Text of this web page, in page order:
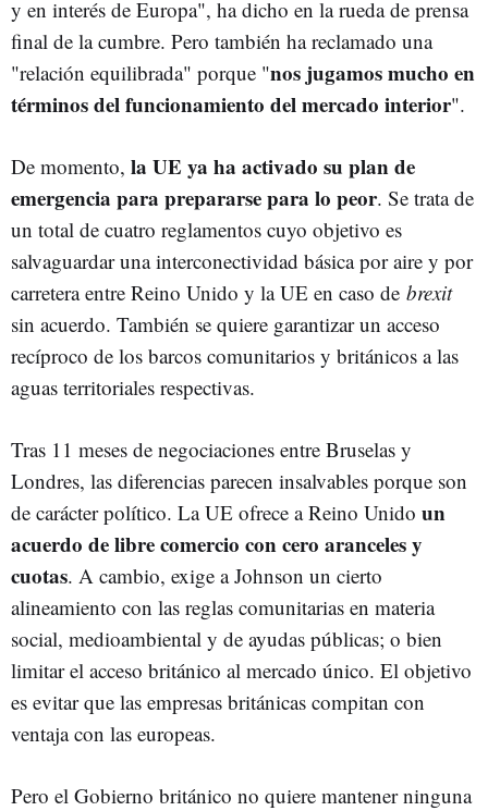
y en interés de Europa", ha dicho en la rueda de prensa
final de la cumbre. Pero también ha reclamado una
"relación equilibrada" porque "nos jugamos mucho en
términos del funcionamiento del mercado interior".
De momento, la UE ya ha activado su plan de
emergencia para prepararse para lo peor. Se trata de
un total de cuatro reglamentos cuyo objetivo es
salvaguardar una interconectividad básica por aire y por
carretera entre Reino Unido y la UE en caso de brexit
sin acuerdo. También se quiere garantizar un acceso
recíproco de los barcos comunitarios y británicos a las
aguas territoriales respectivas.
Tras 11 meses de negociaciones entre Bruselas y
Londres, las diferencias parecen insalvables porque son
de carácter político. La UE ofrece a Reino Unido un
acuerdo de libre comercio con cero aranceles y
cuotas. A cambio, exige a Johnson un cierto
alineamiento con las reglas comunitarias en materia
social, medioambiental y de ayudas públicas; o bien
limitar el acceso británico al mercado único. El objetivo
es evitar que las empresas británicas compitan con
ventaja con las europeas.
Pero el Gobierno británico no quiere mantener ninguna